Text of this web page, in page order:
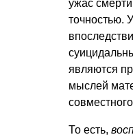
ужас
точностью.
являются
мыслей
То есть,